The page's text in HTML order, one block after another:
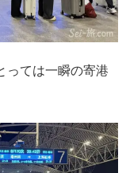
っては一瞬の寄港